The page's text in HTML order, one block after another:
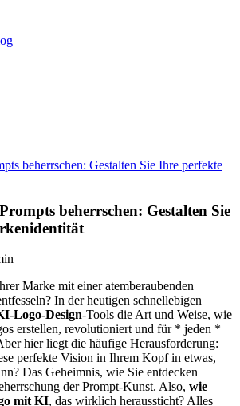
beherrschen: Gestalten Sie Ihre perfekte
beherrschen: Gestalten Sie
Marke mit einer atemberaubenden
In der heutigen schnellebigen
Logo-Design-Tools die Art und Weise, wie
erstellen, revolutioniert und für * jeden *
hier liegt die häufige Herausforderung:
perfekte Vision in Ihrem Kopf in etwas,
Das Geheimnis, wie Sie entdecken
der Prompt-Kunst. Also, wie
mit KI, das wirklich heraussticht? Alles